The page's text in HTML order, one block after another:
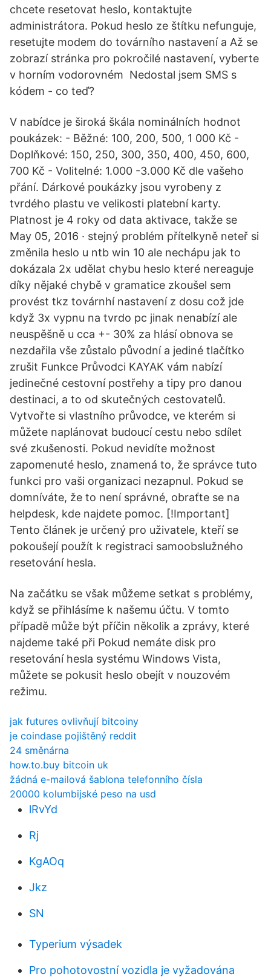
chcete resetovat heslo, kontaktujte
administrátora. Pokud heslo ze štítku nefunguje,
resetujte modem do továrního nastavení a Až se
zobrazí stránka pro pokročilé nastavení, vyberte
v horním vodorovném Nedostal jsem SMS s
kódem - co teď?
V nabídce je široká škála nominálních hodnot
poukázek: - Běžné: 100, 200, 500, 1 000 Kč -
Doplňkové: 150, 250, 300, 350, 400, 450, 600,
700 Kč - Volitelné: 1.000 -3.000 Kč dle vašeho
přání. Dárkové poukázky jsou vyrobeny z
tvrdého plastu ve velikosti platební karty.
Platnost je 4 roky od data aktivace, takže se
May 05, 2016 · stejný problém přítelkyně neteř si
změnila heslo u ntb win 10 ale nechápu jak to
dokázala 2x udělat chybu heslo které nereaguje
díky nějaké chybě v gramatice zkoušel sem
provést tkz továrnhí nastavení z dosu což jde
když 3x vypnu na tvrdo pc jinak nenabízí ale
neuspěšně u cca +- 30% za hlásí obnova se
nezdařila vše zůstalo původní a jediné tlačítko
zrušit Funkce Průvodci KAYAK vám nabízí
jedinečné cestovní postřehy a tipy pro danou
destinaci, a to od skutečných cestovatelů.
Vytvořte si vlastního průvodce, ve kterém si
můžete naplánovat budoucí cestu nebo sdílet
své zkušenosti. Pokud nevidíte možnost
zapomenuté heslo, znamená to, že správce tuto
funkci pro vaši organizaci nezapnul. Pokud se
domníváte, že to není správné, obraťte se na
helpdesk, kde najdete pomoc. [!Important]
Tento článek je určený pro uživatele, kteří se
pokoušejí použít k registraci samoobslužného
resetování hesla.
Na začátku se však můžeme setkat s problémy,
když se přihlásíme k našemu účtu. V tomto
případě může být příčin několik a zprávy, které
najdeme také při Pokud nemáte disk pro
resetování hesla systému Windows Vista,
můžete se pokusit heslo obejít v nouzovém
režimu.
jak futures ovlivňují bitcoiny
je coindase pojištěný reddit
24 směnárna
how.to.buy bitcoin uk
žádná e-mailová šablona telefonního čísla
20000 kolumbijské peso na usd
lRvYd
Rj
KgAOq
Jkz
SN
Typerium výsadek
Pro pohotovostní vozidla je vyžadována